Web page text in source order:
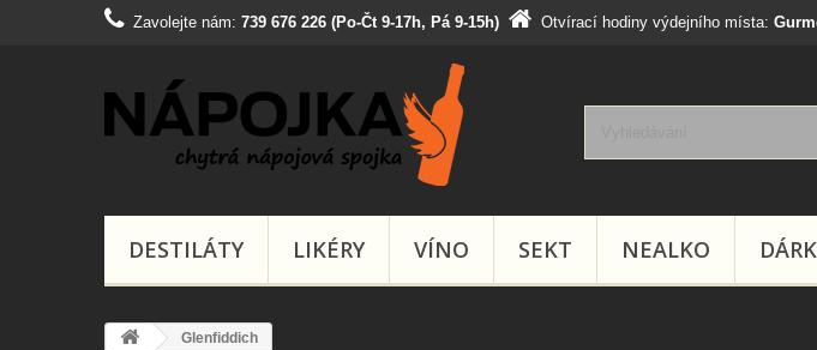
Zavolejte nám: 739 676 226 (Po-Čt 9-17h, Pá 9-15h) Otvírací hodiny výdejního místa:
DESTILÁTY LIKÉRY VÍNO SEKT NEALKO
Glenfiddich